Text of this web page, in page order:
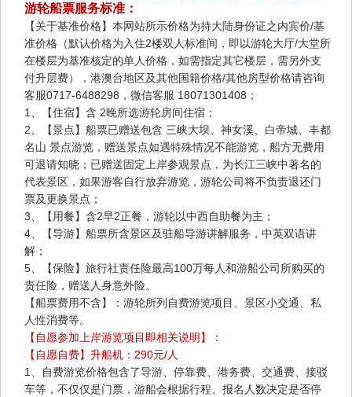
游轮船票服务标准：
【关于基准价格】本网站所示价格为持大陆身份证之内宾价/基
准价格（默认价格为入住2楼双人标准间，即以游轮大厅/大堂所
在楼层为基准核定的单人价格，如需指定其它楼层，需另外支
付升层费），港澳台地区及其他国籍价格/其他房型价格请咨询
客服0717-6488298，微信客服 18071301408；
1、【住宿】含 2晚所选游轮房间住宿；
2、【景点】船票已赠送包含 三峡大坝、神女溪、白帝城、丰都
名山 景点游览，赠送景点如遇特殊情况不能游览，船方无费用
可退请知晓；已赠送固定上岸参观景点，为长江三峡中著名的
代表景区，如果游客自行放弃游览，游轮公司将不负责退还门
票及更换景点；
3、【用餐】含2早2正餐，游轮以中西自助餐为主；
4、【导游】船票所含景区及驻船导游讲解服务，中英双语讲
解；
5、【保险】旅行社责任险最高100万每人和游船公司所购买的
责任险，赠送人身意外险。
【船票费用不含】：游轮所列自费游览项目、景区小交通、私
人性消费等。
【自愿参加上岸游览项目即相关说明】：
【自愿自费】升船机：290元/人
1、自费游览价格包含了导游、停靠费、港务费、交通费、接驳
车等，不仅仅是门票，游船会根据行程、报名人数决定是否停